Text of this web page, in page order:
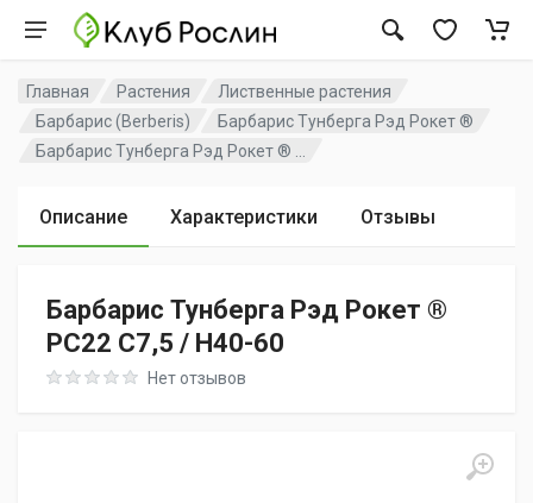
Главная Растения
Лиственные растения
Барбарис (Berberis)
Барбарис Тунберга Рэд Рокет ®
Барбарис Тунберга Рэд Рокет ® ...
Описание Характеристики Отзывы
Барбарис Тунберга Рэд Рокет ®
PC22 C7,5 / H40-60
Rating: 0 out of 5Нет отзывов